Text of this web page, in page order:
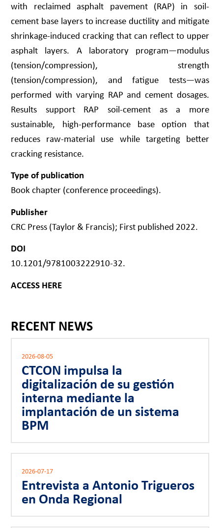
with reclaimed asphalt pavement (RAP) in soil-
cement base layers to increase ductility and mitigate
shrinkage-induced cracking that can reflect to upper
asphalt layers. A laboratory program—modulus
(tension/compression), strength
(tension/compression), and fatigue tests—was
performed with varying RAP and cement dosages.
Results support RAP soil-cement as a more
sustainable, high-performance base option that
reduces raw-material use while targeting better
cracking resistance.
Type of publication
Book chapter (conference proceedings).
Publisher
CRC Press (Taylor & Francis); First published 2022.
DOI
10.1201/9781003222910-32.
ACCESS HERE
RECENT NEWS
2026-08-05
CTCON impulsa la
digitalización de su gestión
interna mediante la
implantación de un sistema
BPM
2026-07-17
Entrevista a Antonio Trigueros
en Onda Regional